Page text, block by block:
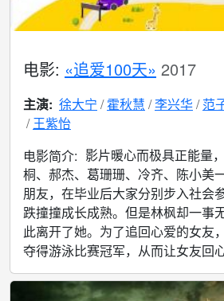
电影: «追爱100天» 2017
主演: 徐大宁 霍秋慧 李兴华 范
王紫怡
电影简介: 影片暖心而极具正能量
桐、郝杰、葛珊珊、冷齐、陈小美
朋友，在毕业后大家分别步入社会
跌撞撞成长成熟。但是林枫却一事
此离开了她。为了追回心爱的女友
夺得游泳比赛冠军，从而让女友回